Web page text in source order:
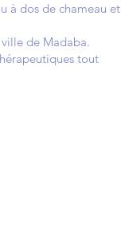
à dos de chameau et
de Madaba.
tout